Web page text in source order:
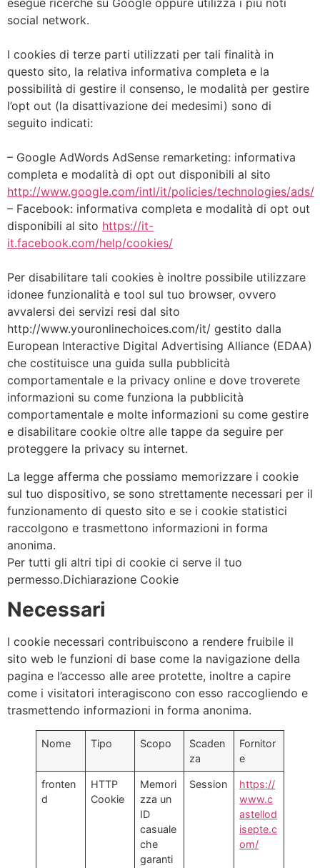
esegue ricerche su Google oppure utilizza i più noti
social network.
I cookies di terze parti utilizzati per tali finalità in
questo sito, la relativa informativa completa e la
possibilità di gestire il consenso, le modalità per gestire
l’opt out (la disattivazione dei medesimi) sono di
seguito indicati:
– Google AdWords AdSense remarketing: informativa
completa e modalità di opt out disponibili al sito
http://www.google.com/intl/it/policies/technologies/ads/
– Facebook: informativa completa e modalità di opt out
disponibili al sito https://it-
it.facebook.com/help/cookies/
Per disabilitare tali cookies è inoltre possibile utilizzare
idonee funzionalità e tool sul tuo browser, ovvero
avvalersi dei servizi resi dal sito
http://www.youronlinechoices.com/it/ gestito dalla
European Interactive Digital Advertising Alliance (EDAA)
che costituisce una guida sulla pubblicità
comportamentale e la privacy online e dove troverete
informazioni su come funziona la pubblicità
comportamentale e molte informazioni su come gestire
e disabilitare cookie oltre alle tappe da seguire per
proteggere la privacy su internet.
La legge afferma che possiamo memorizzare i cookie
sul tuo dispositivo, se sono strettamente necessari per il
funzionamento di questo sito e se i cookie statistici
raccolgono e trasmettono informazioni in forma
anonima.
Per tutti gli altri tipi di cookie ci serve il tuo
permesso.Dichiarazione Cookie
Necessari
I cookie necessari contribuiscono a rendere fruibile il
sito web le funzioni di base come la navigazione della
pagina e l’accesso alle aree protette, inoltre a capire
come i visitatori interagiscono con esso raccogliendo e
trasmettendo informazioni in forma anonima.
Nome Tipo Scopo
Scaden
za
Fornitor
e
fronten
d
HTTP
Cookie
Memori
zza un
ID
casuale
che
garanti
Session
https://
www.c
astellod
isepte.c
om/